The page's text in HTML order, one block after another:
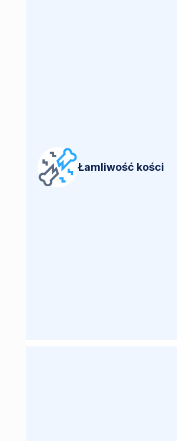
Łamliwość kości